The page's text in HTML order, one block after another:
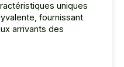
uniques
fournissant
arrivants des